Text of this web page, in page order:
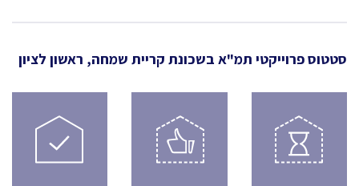
סטטוס פרוייקטי תמ"א בשכונת קריית שמחה, ראשון לציון